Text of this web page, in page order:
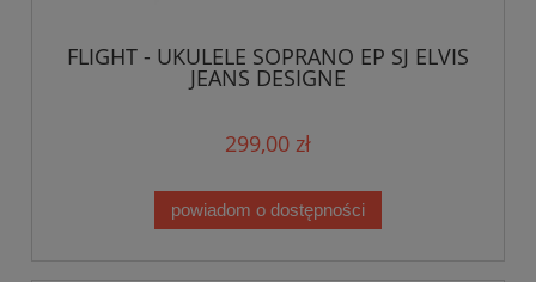
FLIGHT - UKULELE SOPRANO EP SJ ELVIS
JEANS DESIGNE
299,00 zł
powiadom o dostępności